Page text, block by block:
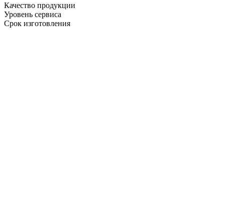
Качество продукции
Уровень сервиса
Срок изготовления